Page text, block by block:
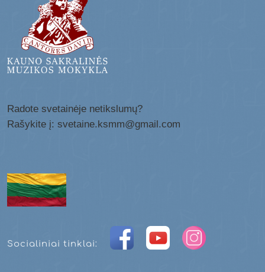
Radote svetainėje netikslumų?
Rašykite į: svetaine.ksmm@gmail.com
Socialiniai tinklai: